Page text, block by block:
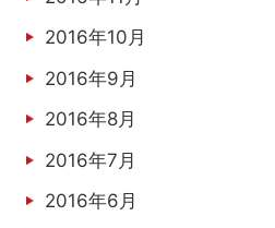
2016年10月
2016年9月
2016年8月
2016年7月
2016年6月